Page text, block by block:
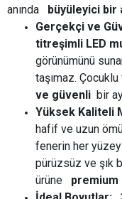
anında büyüleyici bir
Gerçekçi ve
titreşimli LED
görünümünü
taşımaz.
ve güvenli bir
Yüksek Kaliteli
hafif ve uzun
fenerin her
pürüzsüz ve şık
ürüne premium